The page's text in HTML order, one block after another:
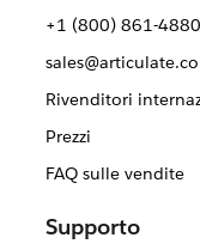
+1 (800) 861-4880
Rivenditori
Prezzi
FAQ sulle vendite
Supporto